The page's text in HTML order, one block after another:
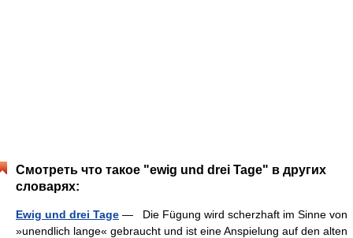
Смотреть что такое "ewig und drei Tage" в других
словарях:
Ewig und drei Tage — Die Fügung wird scherzhaft im Sinne von
»unendlich lange« gebraucht und ist eine Anspielung auf den alten